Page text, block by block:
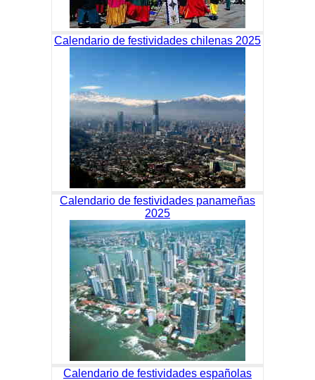
Calendario de festividades chilenas 2025
Calendario de festividades panameñas
2025
Calendario de festividades españolas